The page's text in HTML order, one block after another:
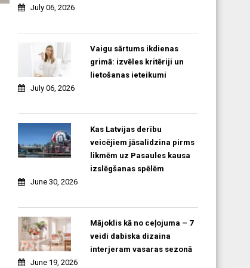
July 06, 2026
Vaigu sārtums ikdienas
grimā: izvēles kritēriji un
lietošanas ieteikumi
July 06, 2026
Kas Latvijas derību
veicējiem jāsalīdzina pirms
likmēm uz Pasaules kausa
izslēgšanas spēlēm
June 30, 2026
Mājoklis kā no ceļojuma – 7
veidi dabiska dizaina
interjeram vasaras sezonā
June 19, 2026